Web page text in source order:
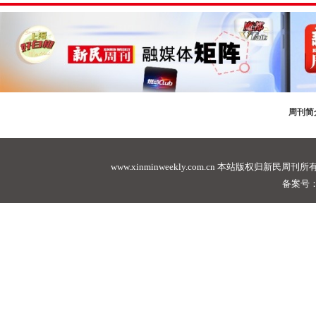
周刊简
www.xinminweekly.com.cn 本站版权归新民周刊所
备案号